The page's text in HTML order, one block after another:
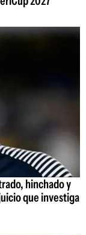
hinchado y
que investiga